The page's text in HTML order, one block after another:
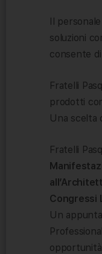
Il
soluzioni
consente
Fratelli
prodotti
Una scelta
Fratelli
Congressi
Un